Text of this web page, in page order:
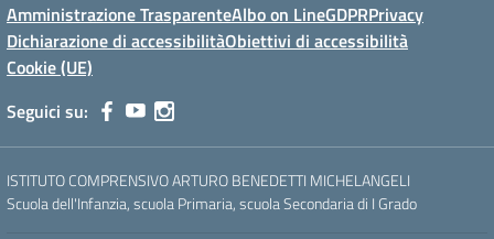
Amministrazione TrasparenteAlbo on LineGDPRPrivacy
Dichiarazione di accessibilitàObiettivi di accessibilità
Cookie (UE)
Seguici su:
ISTITUTO COMPRENSIVO ARTURO BENEDETTI MICHELANGELI
Scuola dell'Infanzia, scuola Primaria, scuola Secondaria di I Grado